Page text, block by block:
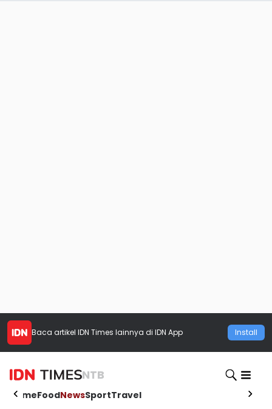
Baca artikel IDN Times lainnya di IDN App Install
NTB
HomeFoodNewsSportTravel